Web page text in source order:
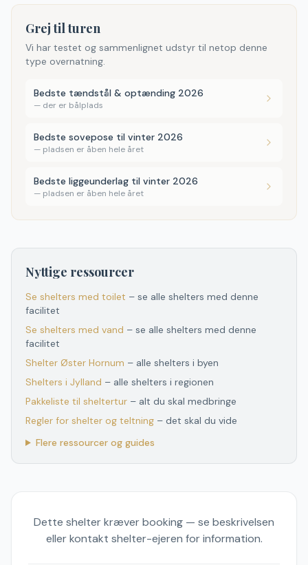
Grej til turen
Vi har testet og sammenlignet udstyr til netop denne
type overnatning.
Bedste tændstål & optænding 2026
— der er bålplads
Bedste sovepose til vinter 2026
— pladsen er åben hele året
Bedste liggeunderlag til vinter 2026
— pladsen er åben hele året
Nyttige ressourcer
Se shelters med toilet – se alle shelters med denne
facilitet
Se shelters med vand – se alle shelters med denne
facilitet
Shelter Øster Hornum – alle shelters i byen
Shelters i Jylland – alle shelters i regionen
Pakkeliste til sheltertur – alt du skal medbringe
Regler for shelter og teltning – det skal du vide
Flere ressourcer og guides
Dette shelter kræver booking — se beskrivelsen
eller kontakt shelter-ejeren for information.